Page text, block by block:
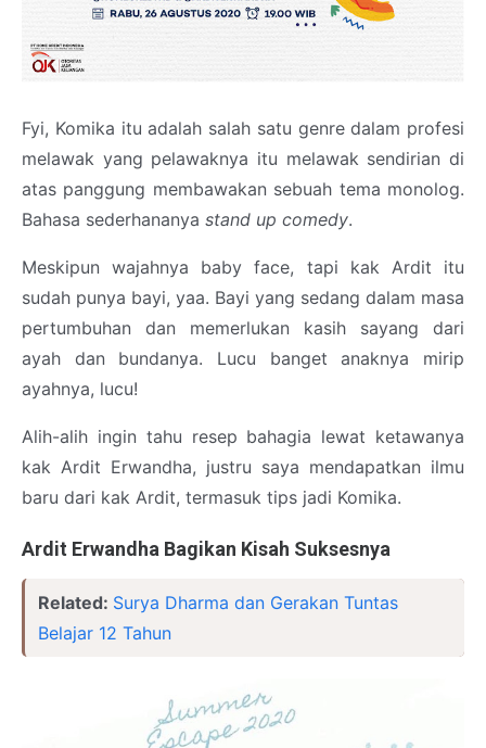
Fyi, Komika itu adalah salah satu genre dalam profesi
melawak yang pelawaknya itu melawak sendirian di
atas panggung membawakan sebuah tema monolog.
Bahasa sederhananya stand up comedy.
Meskipun wajahnya baby face, tapi kak Ardit itu
sudah punya bayi, yaa. Bayi yang sedang dalam masa
pertumbuhan dan memerlukan kasih sayang dari
ayah dan bundanya. Lucu banget anaknya mirip
ayahnya, lucu!
Alih-alih ingin tahu resep bahagia lewat ketawanya
kak Ardit Erwandha, justru saya mendapatkan ilmu
baru dari kak Ardit, termasuk tips jadi Komika.
Ardit Erwandha Bagikan Kisah Suksesnya
Related: Surya Dharma dan Gerakan Tuntas
Belajar 12 Tahun